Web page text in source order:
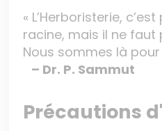
« L’Herboristerie,
racine, mais il ne faut
Nous sommes là
– Dr. P. Sammut
Précautions